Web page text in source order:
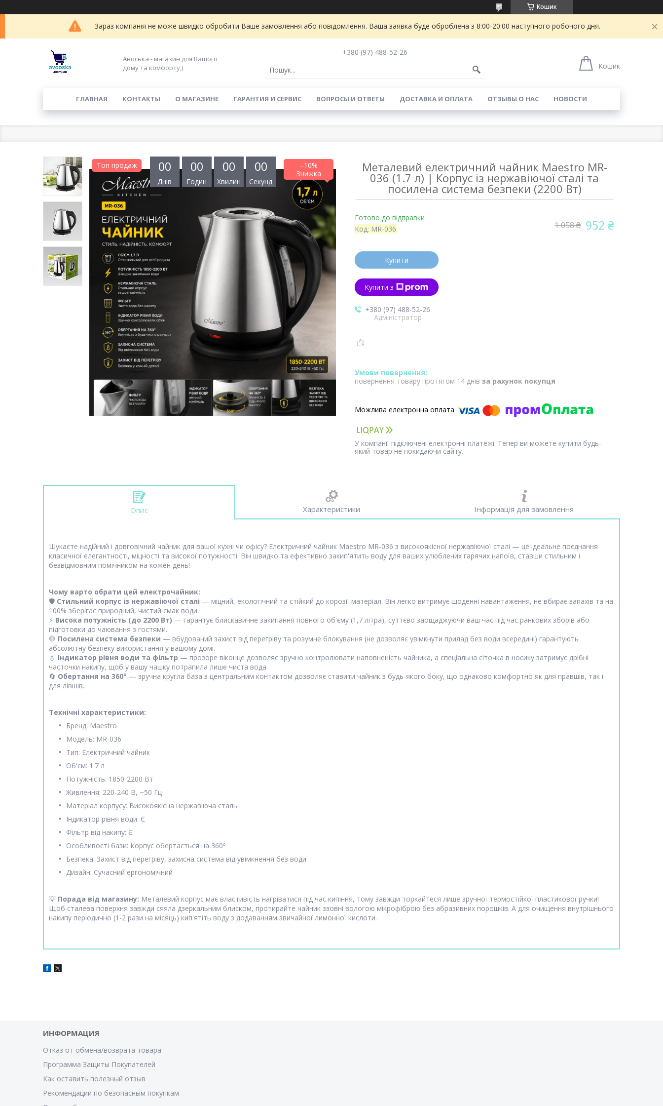
Кошик
Зараз компанія не може швидко обробити Ваше замовлення або повідомлення. Ваша заявка буде оброблена з 8:00-20:00 наступного робочого дня.
Авоська - магазин для Вашого
дому та комфорту,)
+380 (97) 488-52-26
Кошик
ГЛАВНАЯ КОНТАКТЫ О МАГАЗИНЕ ГАРАНТИЯ И СЕРВИС ВОПРОСЫ И ОТВЕТЫ ДОСТАВКА И ОПЛАТА ОТЗЫВЫ О НАС НОВОСТИ
Топ продаж –10%
00
Днів
00
Годин
00
Хвилин
00
Секунд
Металевий електричний чайник Maestro MR-
036 (1.7 л) | Корпус із нержавіючої сталі та
посилена система безпеки (2200 Вт)
Готово до відправки
Код: MR-036 1 058 ₴ 952 ₴
Купити
Купити з
+380 (97) 488-52-26
Адміністратор
повернення товару протягом 14 днів за рахунок покупця
У компанії підключені електронні платежі. Тепер ви можете купити будь-
який товар не покидаючи сайту.
Опис Характеристики Інформація для замовлення
Шукаєте надійний і довговічний чайник для вашої кухні чи офісу? Електричний чайник Maestro MR-036 з високоякісної нержавіючої сталі — це ідеальне поєднання
класичної елегантності, міцності та високої потужності. Він швидко та ефективно закип'ятить воду для ваших улюблених гарячих напоїв, ставши стильним і
безвідмовним помічником на кожен день!
Чому варто обрати цей електрочайник:
🛡️ Стильний корпус із нержавіючої сталі — міцний, екологічний та стійкий до корозії матеріал. Він легко витримує щоденні навантаження, не вбирає запахів та на
100% зберігає природний, чистий смак води.
⚡ Висока потужність (до 2200 Вт) — гарантує блискавичне закипання повного об'єму (1,7 літра), суттєво заощаджуючи ваш час під час ранкових зборів або
підготовки до чаювання з гостями.
🛑 Посилена система безпеки — вбудований захист від перегріву та розумне блокування (не дозволяє увімкнути прилад без води всередині) гарантують
абсолютну безпеку використання у вашому домі.
💧 Індикатор рівня води та фільтр — прозоре віконце дозволяє зручно контролювати наповненість чайника, а спеціальна сіточка в носику затримує дрібні
часточки накипу, щоб у вашу чашку потрапила лише чиста вода.
🔄 Обертання на 360° — зручна кругла база з центральним контактом дозволяє ставити чайник з будь-якого боку, що однаково комфортно як для правшів, так і
для лівшів.
Технічні характеристики:
Бренд: Maestro
Модель: MR-036
Тип: Електричний чайник
Об'єм: 1.7 л
Потужність: 1850-2200 Вт
Живлення: 220-240 В, ~50 Гц
Матеріал корпусу: Високоякісна нержавіюча сталь
Індикатор рівня води: Є
Фільтр від накипу: Є
Особливості бази: Корпус обертається на 360º
Безпека: Захист від перегріву, захисна система від увімкнення без води
Дизайн: Сучасний ергономічний
💡 Порада від магазину: Металевий корпус має властивість нагріватися під час кипіння, тому завжди торкайтеся лише зручної термостійкої пластикової ручки!
Щоб сталева поверхня завжди сяяла дзеркальним блиском, протирайте чайник ззовні вологою мікрофіброю без абразивних порошків. А для очищення внутрішнього
накипу періодично (1-2 рази на місяць) кип'ятіть воду з додаванням звичайної лимонної кислоти.
ИНФОРМАЦИЯ
Отказ от обмена/возврата товара
Программа Защиты Покупателей
Как оставить полезный отзыв
Рекомендации по безопасным покупкам